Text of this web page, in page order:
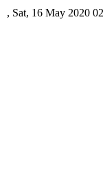
, Sat, 16 May 2020